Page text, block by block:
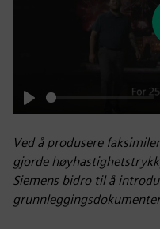
Play
Ved å produsere
gjorde
Siemens bidro til å